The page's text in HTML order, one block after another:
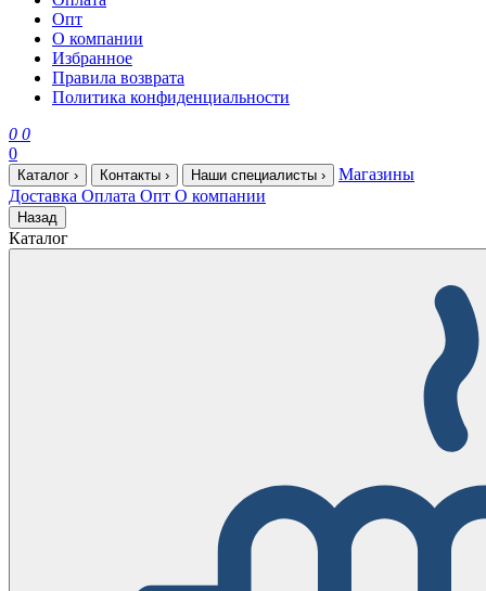
Опт
О компании
Избранное
Правила возврата
Политика конфиденциальности
0 0
0
Каталог › Контакты › Наши специалисты ›
Магазины
Доставка Оплата Опт О компании
Назад
Каталог